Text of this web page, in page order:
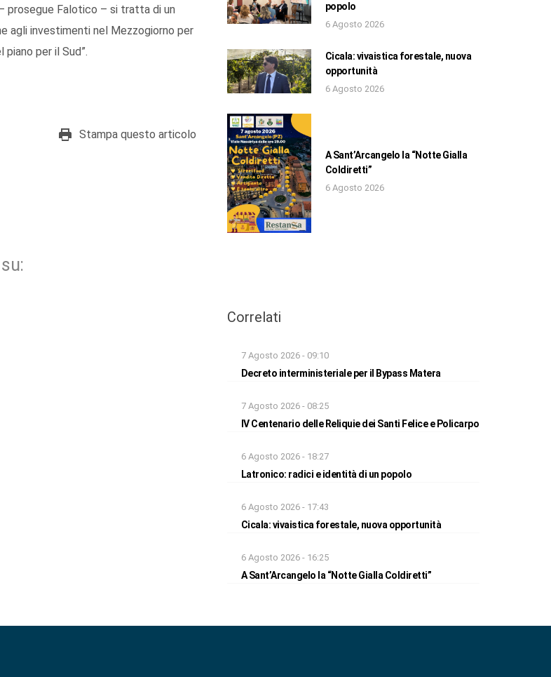
prosegue Falotico – si tratta di un
agli investimenti nel Mezzogiorno per
per il Sud”.
Stampa questo articolo
popolo
6 Agosto 2026
Cicala: vivaistica forestale, nuova
opportunità
6 Agosto 2026
A Sant’Arcangelo la “Notte Gialla
Coldiretti”
6 Agosto 2026
Correlati
7 Agosto 2026 - 09:10
Decreto interministeriale per il Bypass Matera
7 Agosto 2026 - 08:25
IV Centenario delle Reliquie dei Santi Felice e Policarpo
6 Agosto 2026 - 18:27
Latronico: radici e identità di un popolo
6 Agosto 2026 - 17:43
Cicala: vivaistica forestale, nuova opportunità
6 Agosto 2026 - 16:25
A Sant’Arcangelo la “Notte Gialla Coldiretti”